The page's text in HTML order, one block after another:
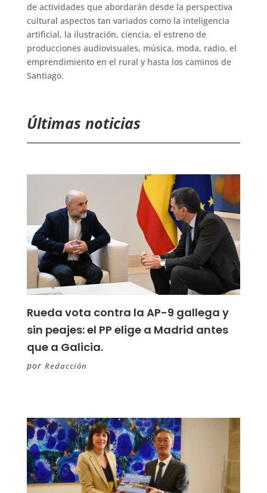
de actividades que abordarán desde la perspectiva
cultural aspectos tan variados como la inteligencia
artificial, la ilustración, ciencia, el estreno de
producciones audiovisuales, música, moda, radio, el
emprendimiento en el rural y hasta los caminos de
Santiago.
Últimas noticias
Rueda vota contra la AP-9 gallega y
sin peajes: el PP elige a Madrid antes
que a Galicia.
por Redacción